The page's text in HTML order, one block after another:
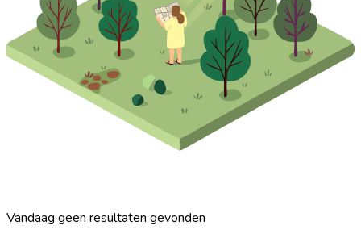
Vandaag geen resultaten gevonden